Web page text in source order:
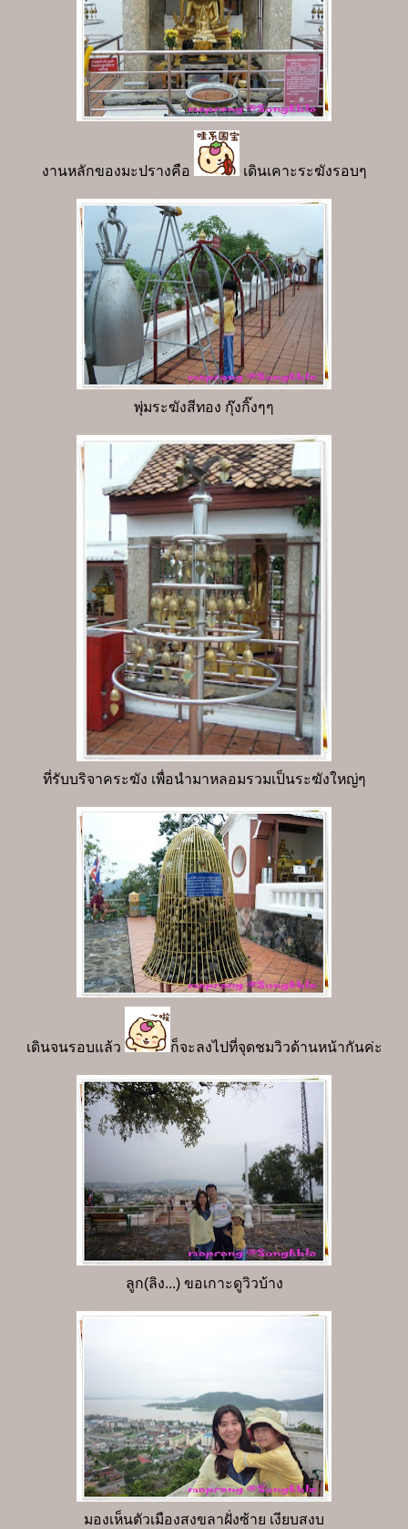
งานหลักของมะปรางคือ เดินเคาะระฆังรอบๆ
พุ่มระฆังสีทอง กุ๊งกิ๊งๆๆ
ที่รับบริจาคระฆัง เพื่อนำมาหลอมรวมเป็นระฆังใหญ่ๆ
เดินจนรอบแล้ว ก็จะลงไปที่จุดชมวิวด้านหน้ากันค่ะ
ลูก(ลิง...) ขอเกาะดูวิวบ้าง
มองเห็นตัวเมืองสงขลาฝั่งซ้าย เงียบสงบ